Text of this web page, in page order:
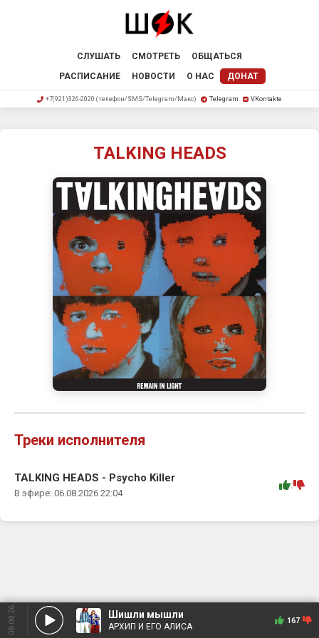
СЛУШАТЬ СМОТРЕТЬ
ОБЩАТЬСЯ
РАСПИСАНИЕ
НОВОСТИ О НАС ДОНАТ
+7(921)326-2020 (телефон/SMS/Telegram/Макс) Telegram VKontakte
TALKING HEADS
Треки исполнителя
TALKING HEADS - Psycho Killer
В эфире: 06.08.2026 22:04
:
08.08.26 Шишли мышли
АРХИП И ЕГО АЛИСА
167